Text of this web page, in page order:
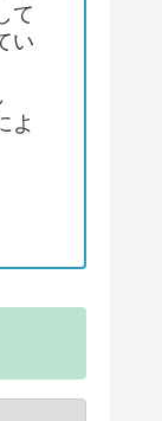
て
い
よ